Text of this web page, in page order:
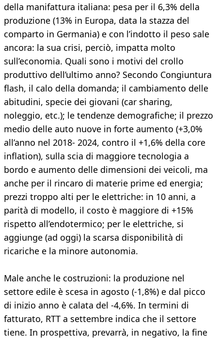
della manifattura italiana: pesa per il 6,3% della
produzione (13% in Europa, data la stazza del
comparto in Germania) e con l’indotto il peso sale
ancora: la sua crisi, perciò, impatta molto
sull’economia. Quali sono i motivi del crollo
produttivo dell’ultimo anno? Secondo Congiuntura
flash, il calo della domanda; il cambiamento delle
abitudini, specie dei giovani (car sharing,
noleggio, etc.); le tendenze demografiche; il prezzo
medio delle auto nuove in forte aumento (+3,0%
all’anno nel 2018- 2024, contro il +1,6% della core
inflation), sulla scia di maggiore tecnologia a
bordo e aumento delle dimensioni dei veicoli, ma
anche per il rincaro di materie prime ed energia;
prezzi troppo alti per le elettriche: in 10 anni, a
parità di modello, il costo è maggiore di +15%
rispetto all’endotermico; per le elettriche, si
aggiunge (ad oggi) la scarsa disponibilità di
ricariche e la minore autonomia.
Male anche le costruzioni: la produzione nel
settore edile è scesa in agosto (-1,8%) e dal picco
di inizio anno è calata del -4,6%. In termini di
fatturato, RTT a settembre indica che il settore
tiene. In prospettiva, prevarrà, in negativo, la fine